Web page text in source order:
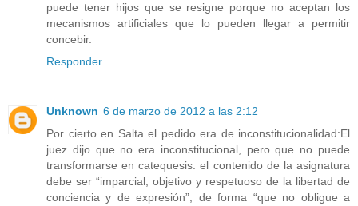
puede tener hijos que se resigne porque no aceptan los
mecanismos artificiales que lo pueden llegar a permitir
concebir.
Responder
Unknown 6 de marzo de 2012 a las 2:12
Por cierto en Salta el pedido era de inconstitucionalidad:El
juez dijo que no era inconstitucional, pero que no puede
transformarse en catequesis: el contenido de la asignatura
debe ser “imparcial, objetivo y respetuoso de la libertad de
conciencia y de expresión”, de forma “que no obligue a